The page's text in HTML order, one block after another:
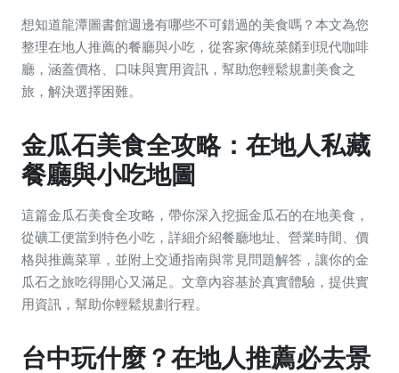
想知道龍潭圖書館週邊有哪些不可錯過的美食嗎？本文為您
整理在地人推薦的餐廳與小吃，從客家傳統菜餚到現代咖啡
廳，涵蓋價格、口味與實用資訊，幫助您輕鬆規劃美食之
旅，解決選擇困難。
金瓜石美食全攻略：在地人私藏
餐廳與小吃地圖
這篇金瓜石美食全攻略，帶你深入挖掘金瓜石的在地美食，
從礦工便當到特色小吃，詳細介紹餐廳地址、營業時間、價
格與推薦菜單，並附上交通指南與常見問題解答，讓你的金
瓜石之旅吃得開心又滿足。文章內容基於真實體驗，提供實
用資訊，幫助你輕鬆規劃行程。
台中玩什麼？在地人推薦必去景